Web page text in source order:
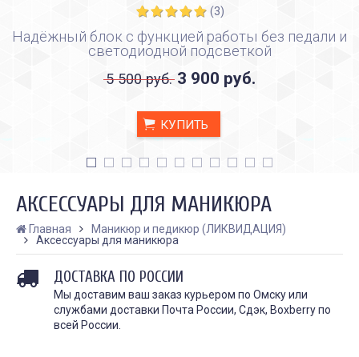
(3)
Надёжный блок с функцией работы без педали и
светодиодной подсветкой
5 500 руб. 3 900 руб.
КУПИТЬ
АКСЕССУАРЫ ДЛЯ МАНИКЮРА
Главная
Маникюр и педикюр (ЛИКВИДАЦИЯ)
Аксессуары для маникюра
ДОСТАВКА ПО РОССИИ
Мы доставим ваш заказ курьером по Омску или
службами доставки Почта России, Сдэк, Boxberry по
всей России.